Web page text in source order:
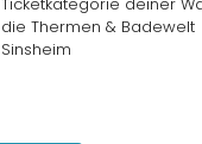
die Thermen & Badewelt
Sinsheim